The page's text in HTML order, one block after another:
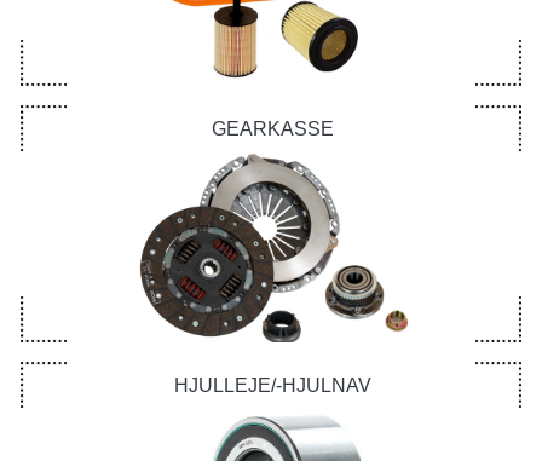
GEARKASSE
HJULLEJE/-HJULNAV